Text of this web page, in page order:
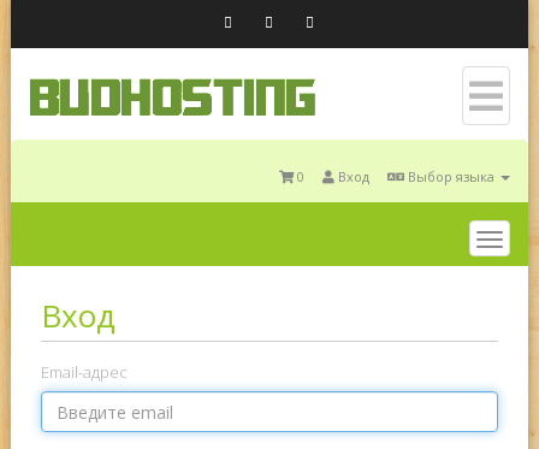
Выбор языка
Вход
0
Вход
Email-адрес